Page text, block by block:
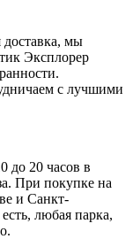
доставка, мы
Эксплорер
с лучшими
до 20 часов в
При покупке на
и Санкт-
любая парка,